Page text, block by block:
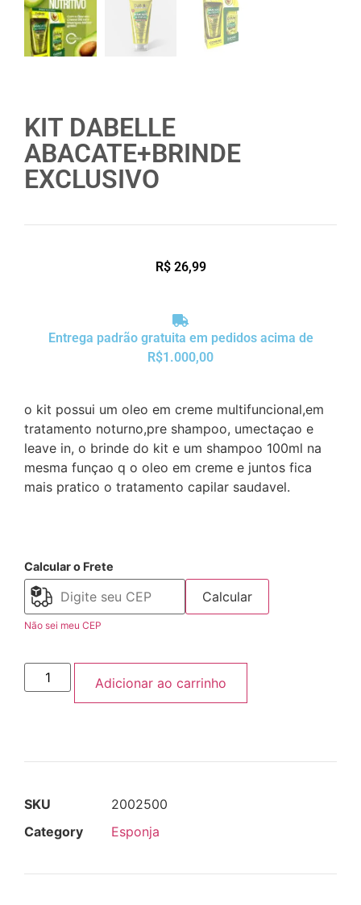
KIT DABELLE
ABACATE+BRINDE
EXCLUSIVO
R$26,99
Entrega padrão gratuita em pedidos acima de
R$1.000,00
o kit possui um oleo em creme multifuncional,em
tratamento noturno,pre shampoo, umectaçao e
leave in, o brinde do kit e um shampoo 100ml na
mesma funçao q o oleo em creme e juntos fica
mais pratico o tratamento capilar saudavel.
Calcular o Frete
Calcular
Não sei meu CEP
Adicionar ao carrinho
SKU
2002500
Category
Esponja